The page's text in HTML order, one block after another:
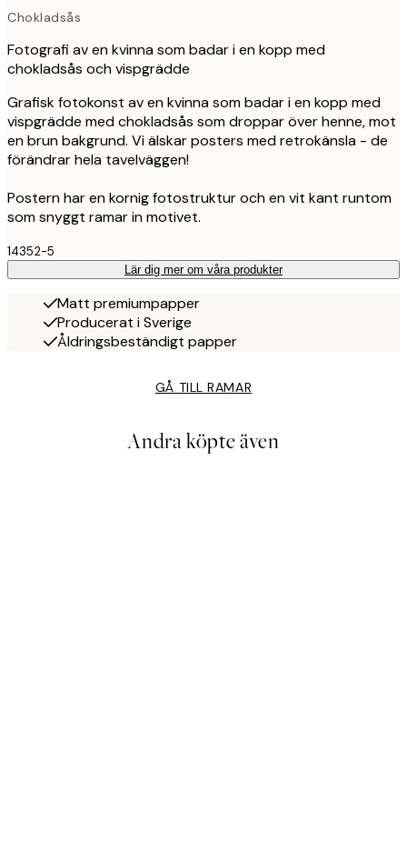
Chokladsås
Fotografi av en kvinna som badar i en kopp med
chokladsås och vispgrädde
Grafisk fotokonst av en kvinna som badar i en kopp med
vispgrädde med chokladsås som droppar över henne, mot
en brun bakgrund. Vi älskar posters med retrokänsla - de
förändrar hela tavelväggen!
Postern har en kornig fotostruktur och en vit kant runtom
som snyggt ramar in motivet.
14352-5
Lär dig mer om våra produkter
Matt premiumpapper
Producerat i Sverige
Åldringsbeständigt papper
GÅ TILL RAMAR
Andra köpte även